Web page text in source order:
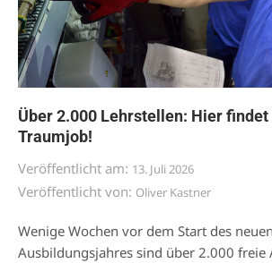
Über 2.000 Lehrstellen: Hier findet
Traumjob!
Veröffentlicht am: 13. Juli 2026
Veröffentlicht von: Oliver Kastner
Wenige Wochen vor dem Start des neuen
Ausbildungsjahres sind über 2.000 freie